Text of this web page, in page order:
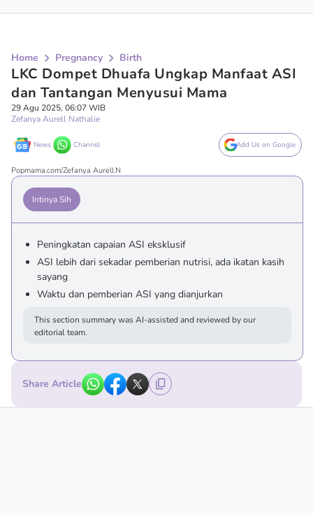
Home Pregnancy Birth
LKC Dompet Dhuafa Ungkap Manfaat ASI
dan Tantangan Menyusui Mama
29 Agu 2025, 06:07 WIB
Zefanya Aurell Nathalie
News Channel Add Us on Google
Popmama.com/Zefanya Aurell.N
Intinya Sih
Peningkatan capaian ASI eksklusif
ASI lebih dari sekadar pemberian nutrisi, ada ikatan kasih
sayang
Waktu dan pemberian ASI yang dianjurkan
This section summary was AI-assisted and reviewed by our
editorial team.
Share Article